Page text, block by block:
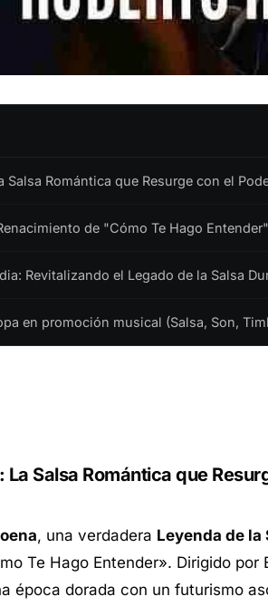
Romántica que Resurge con el
de "Cómo Te Hago
Revitalizando el Legado de la Salsa
en promoción musical (Salsa, Son,
Salsa Romántica que
, una verdadera Leyenda de la
Te Hago Entender». Dirigido
época dorada con un futurismo